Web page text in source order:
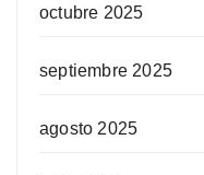
octubre 2025
septiembre 2025
agosto 2025